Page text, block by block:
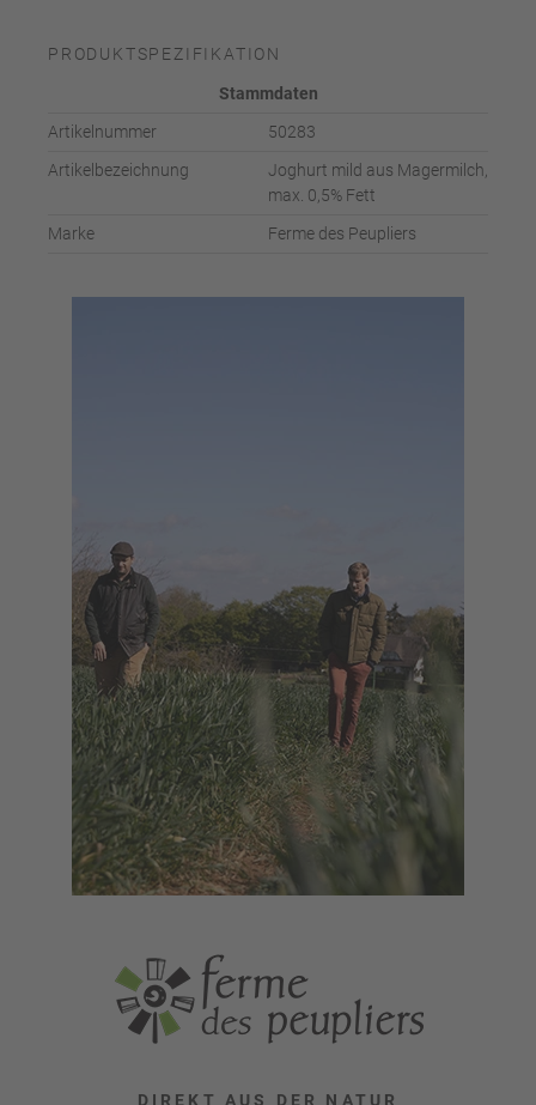
PRODUKTSPEZIFIKATION
Stammdaten
Artikelnummer
50283
Artikelbezeichnung
Joghurt mild aus Magermilch,
max. 0,5% Fett
Marke
Ferme des Peupliers
DIREKT AUS DER NATUR